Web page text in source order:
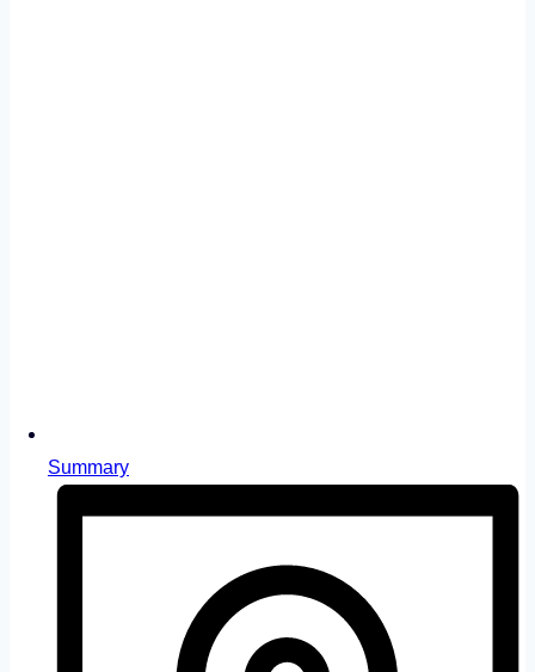
Summary